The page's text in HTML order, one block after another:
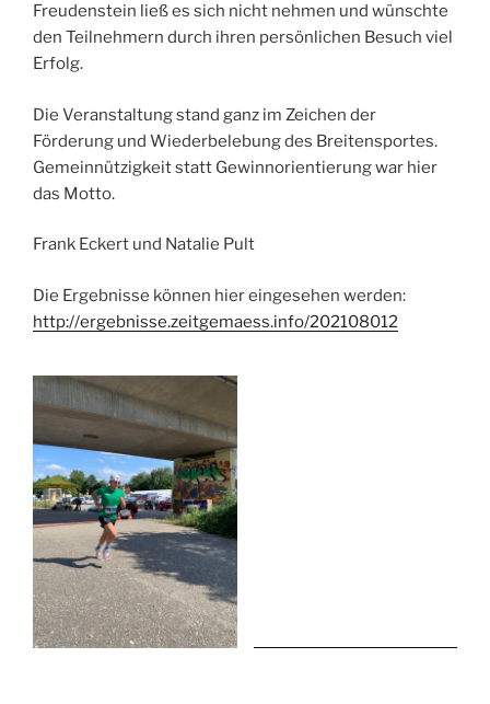
Freudenstein ließ es sich nicht nehmen und wünschte
den Teilnehmern durch ihren persönlichen Besuch viel
Erfolg.
Die Veranstaltung stand ganz im Zeichen der
Förderung und Wiederbelebung des Breitensportes.
Gemeinnützigkeit statt Gewinnorientierung war hier
das Motto.
Frank Eckert und Natalie Pult
Die Ergebnisse können hier eingesehen werden:
http://ergebnisse.zeitgemaess.info/202108012